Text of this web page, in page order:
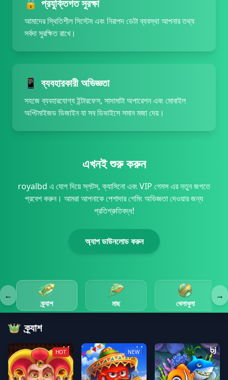
29/06/2026 রহমানমু*** জ্যাকপট জিতেছেন 90,000 BDT 🎰
29/06/2026 রহমানবে*** জিতেছেন 23,500 BDT 💰
29/06/2026 রহমানপাটো*** বোনাস পেয়েছেন 1,850 BDT 🎉
29/06/2026 রহমানঘো*** উত্তোলন সফল 8,900 BDT ✅
29/06/2026 রহমানকব*** জিতেছেন 31,500 BDT 🏆
🔒 প্রযুক্তিগত সুরক্ষা
আমাদের স্থিতিশীল সিস্টেম এবং নিরাপদ ডেটা ব্যবস্থা আপনার তথ্য
সর্বদা সুরক্ষিত রাখে।
📱 ব্যবহারকারী অভিজ্ঞতা
সহজে ব্যবহারযোগ্য ইন্টারফেস, সাদামাটা অপারেশন এবং মোবাইল
অপ্টিমাইজড ডিজাইন যা সব ডিভাইসে সমান মজা দেয়।
এখনই শুরু করুন
royalbd এ যোগ দিয়ে স্লটস, ক্যাসিনো এবং VIP গেমস এর নতুন জগতে
প্রবেশ করুন। আমরা আপনাকে পেশাদার গেমিং অভিজ্ঞতা দেওয়ার জন্য
প্রতিশ্রুতিবদ্ধ!
অ্যাপ ডাউনলোড করুন
←
ক্র্যাশ মাছ খেলাধুলা
→
ক্র্যাশ
HOT NEW